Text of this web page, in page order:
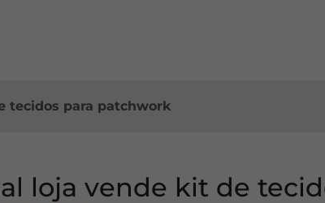
tecidos para patchwork
loja vende kit de